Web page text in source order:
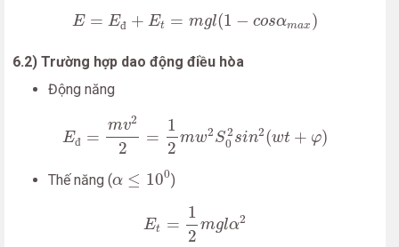
E = Eđ + Et = mgl(1 − cosαmax )
E= +E = mg osα
6.2) Trường hợp dao động điều hòa
Động năng
Eđ =
mv2
2
=
1
2
mw2S2
0 sin2(wt + φ)
2= m
Thế năng (α ≤ 100
100
)
Et =
1
2
mglα2
m